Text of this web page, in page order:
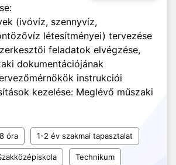
(ivóvíz, szennyvíz,
létesítményei) tervezése
feladatok elvégzése,
dokumentációjának
instrukciói
kezelése: Meglévő műszaki
óra 1-2 év szakmai tapasztalat
Technikum